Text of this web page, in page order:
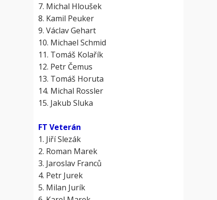
7. Michal Hloušek
8. Kamil Peuker
9. Václav Gehart
10. Michael Schmid
11. Tomáš Kolařík
12. Petr Čemus
13. Tomáš Horuta
14. Michal Rossler
15. Jakub Sluka
FT Veterán
1. Jiří Slezák
2. Roman Marek
3. Jaroslav Franců
4. Petr Jurek
5. Milan Jurík